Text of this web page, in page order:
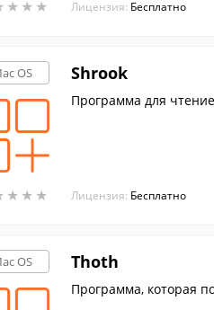
★ ★ ★
★ ★ ★ Лицензия: Бесплатно
OS
★ ★ ★
★ ★ ★
Shrook
Программа для
Лицензия: Бесплатно
OS Thoth
Программа, которая